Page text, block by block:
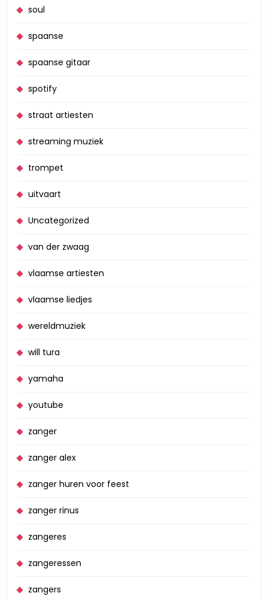
soul
spaanse
spaanse gitaar
spotify
straat artiesten
streaming muziek
trompet
uitvaart
Uncategorized
van der zwaag
vlaamse artiesten
vlaamse liedjes
wereldmuziek
will tura
yamaha
youtube
zanger
zanger alex
zanger huren voor feest
zanger rinus
zangeres
zangeressen
zangers